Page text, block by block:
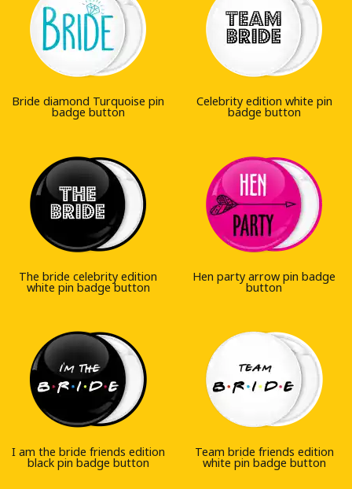
Bride diamond Turquoise pin
badge button
Celebrity edition white pin
badge button
The bride celebrity edition
white pin badge button
Hen party arrow pin badge
button
I am the bride friends edition
black pin badge button
Team bride friends edition
white pin badge button